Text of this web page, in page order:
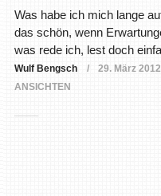
Was habe ich mich lange
das schön, wenn
was rede ich, lest doch
Wulf Bengsch 29. März 2012
ANSICHTEN